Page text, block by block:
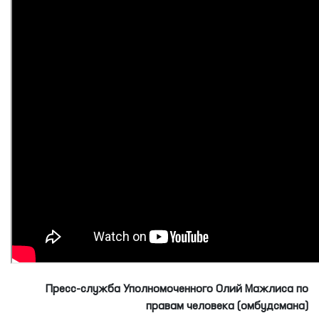
Пресс-служба Уполномоченного Олий Мажлиса по
правам человека (омбудсмана)